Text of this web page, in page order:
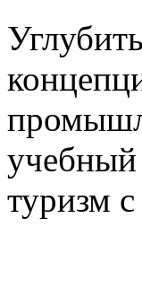
учебный
туризм